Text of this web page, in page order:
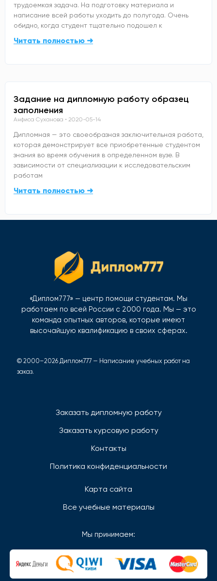
трудоемкая задача. На подготовку материала и
написание всей работы уходить до полугода. Очень
обидно, когда студент тщательно подошел к
Читать полностью ➜
Задание на дипломную работу образец
заполнения
Анфиса Суханова 2020-05-14
Дипломная — это своеобразная заключительная работа,
которая демонстрирует все приобретенные студентом
знания во время обучения в определенном вузе. В
зависимости от специализации к исследовательским
работам
Читать полностью ➜
«Диплом777» — центр помощи студентам. Мы
работаем по всей России с 2000 года. Мы — это
команда опытных авторов, которые имеют
высочайшую квалификацию в своих сферах.
© 2000–2026 Диплом777 — Написание учебных работ на
заказ.
Заказать дипломную работу
Заказать курсовую работу
Контакты
Политика конфиденциальности
Карта сайта
Все учебные материалы
Мы принимаем: